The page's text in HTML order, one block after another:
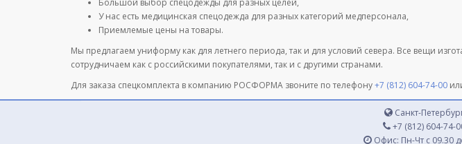
У нас есть медицинская спецодежда для разных категорий медперсонала,
Приемлемые цены на товары.
Мы предлагаем униформу как для летнего периода, так и для условий севера. Все вещи
сотрудничаем как с российскими покупателями, так и с другими странами.
Для заказа спецкомплекта в компанию РОСФОРМА звоните по телефону+7 (812) 604-74-00
Санкт-
+7 (812) 604-74-
Офис: Пн-Чт с 09.30